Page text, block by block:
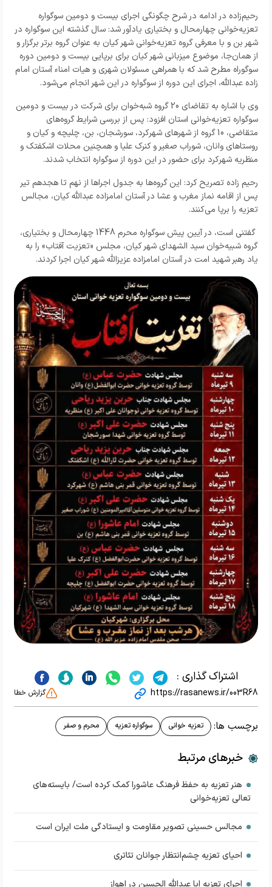
رحیم‌زاده در ادامه در شرح چگونگی اجرای بیست و دومین سوگواره
تعزیه‌خوانی چهارمحال و بختیاری یادآور شد: سال گذشته این سوگواره در
شهر بن و با معرفی گروه تعزیه‌خوانی شهر کیان به عنوان گروه برتر برگزار و
از همان‌جا، موضوع میزبانی شهر کیان برای برپایی بیست و دومین دوره
سوگوراه مطرح شد که با همراهی مسئولان شهری و هیات امناء آستان امام
زاده عبدالله، اجرای این دوره از سوگواره در این شهر انجام می‌شود.
وی با اشاره به تقاضای 20 گروه شبه‌خوان برای شرکت در بیست و دومین
سوگواره تعزیه‌خوانی استان افزود: پس از بررسی شرایط گروه‌های
متقاضی، 10 گروه از شهرهای شهرکرد، سورشجان، بن، چلیچه و کیان و
روستاهای وانان، شوراب صغیر و کنرک علیا و همچنین محلات اشکفتک و
منظریه شهرکرد برای حضور در این دوره از سوگواره انتخاب شدند.
رحیم زاده تصریح کرد: این گروه‌ها به جدول اجراها از نهم تا هجدهم تیر
پس از اقامه نماز مغرب و عشا در آستان امامزاده عبدالله کیان، مجالس
تعزیه را برپا می‌کنند.
گفتنی است، در آیین پیش سوگواره محرم 1448 چهارمحال و بختیاری،
گروه شبیه‌خوان سید الشهدای شهر کیان، مجلس «تعزیت آفتاب» را به
یاد رهبر شهید امت در آستان امامزاده عزیزالله شهر کیان اجرا کردند.
اشتراک گذاری :
https://rasanews.ir/003R68 گزارش خطا
برچسب ها: تعزیه خوانی سوگواره تعزیه محرم و صفر
خبرهای مرتبط
هنر تعزیه به حفظ فرهنگ عاشورا کمک کرده است/ بایسته‌های
تعالی تعزیه‌خوانی
مجالس حسینی تصویر مقاومت و ایستادگی ملت ایران است
احیای تعزیه چشم‌انتظار جوانان تئاتری